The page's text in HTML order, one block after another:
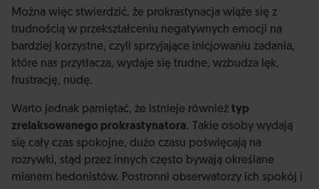
Można więc stwierdzić, że prokrastynacja wiąże się z
trudnością w przekształceniu negatywnych emocji na
bardziej korzystne, czyli sprzyjające inicjowaniu zadania,
które nas przytłacza, wydaje się trudne, wzbudza lęk,
frustrację, nudę.
Warto jednak pamiętać, że istnieje również typ
zrelaksowanego prokrastynatora. Takie osoby wydają
się cały czas spokojne, dużo czasu poświęcają na
rozrywki, stąd przez innych często bywają określane
mianem hedonistów. Postronni obserwatorzy ich spokój i